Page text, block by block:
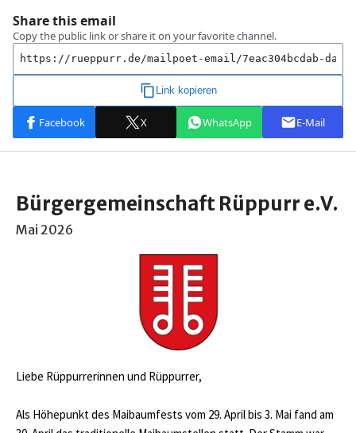
Bürgergemeinschaft Rüppurr e.V.
Mai 2026
Liebe Rüppurrerinnen und Rüppurrer,
Als Höhepunkt des Maibaumfests vom 29. April bis 3. Mai fand am